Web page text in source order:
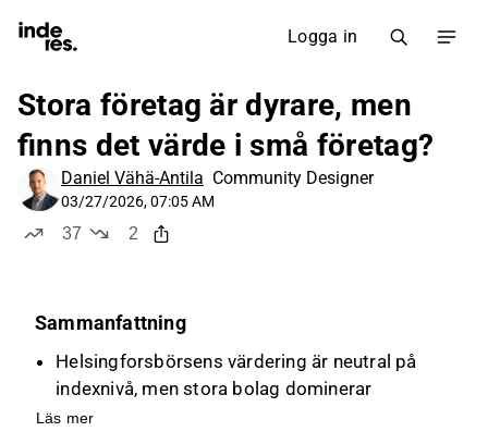
Logga in
Stora företag är dyrare, men
finns det värde i små företag?
Daniel Vähä-Antila Community Designer
03/27/2026, 07:05 AM
37
2
Sammanfattning
Helsingforsbörsens värdering är neutral på
indexnivå, men stora bolag dominerar
marknadsvärdet medan mindre bolag har lägre
Läs mer